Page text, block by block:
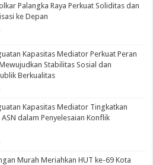
Palangka Raya Perkuat Soliditas dan
ke Depan
Kapasitas Mediator Perkuat Peran
Stabilitas Sosial dan
Berkualitas
Kapasitas Mediator Tingkatkan
dalam Penyelesaian Konflik
Murah Meriahkan HUT ke-69 Kota